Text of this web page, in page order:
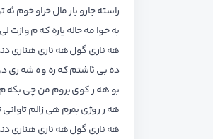
راسته جارو بار مال
به خوا مه حاله یاره که
هه ناری گول هه ناری
ده بی ئاشتم که ره وه شه
بو هه ر کوی بروم من چی
هه ر روژی بمرم هی
هه ناری گول هه ناری